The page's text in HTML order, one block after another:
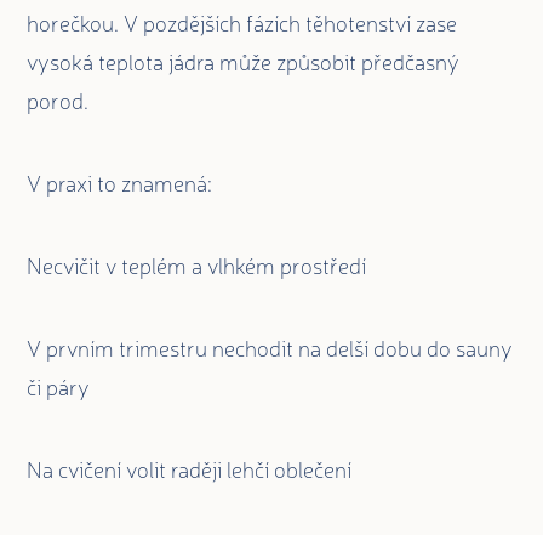
horečkou. V pozdějších fázích těhotenství zase
vysoká teplota jádra může způsobit předčasný
porod.
V praxi to znamená:
Necvičit v teplém a vlhkém prostředí
V prvním trimestru nechodit na delší dobu do sauny
či páry
Na cvičení volit raději lehčí oblečení